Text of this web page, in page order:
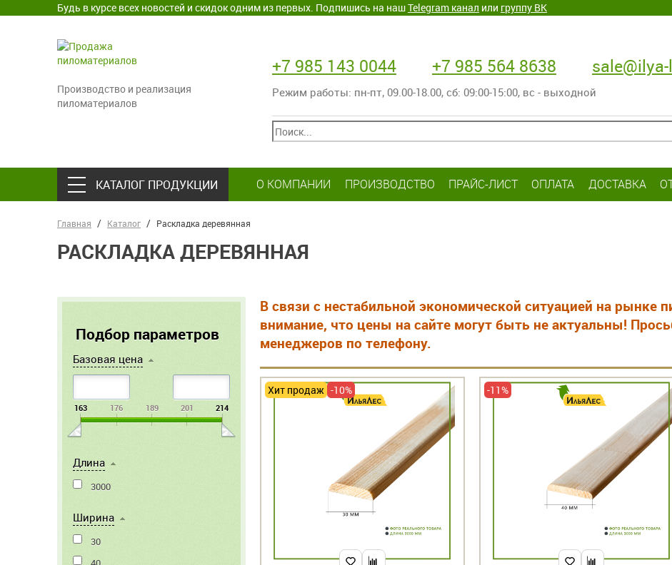
Будь в курсе всех новостей и скидок одним из первых. Подпишись на нашTelegram канал или группу ВК
Производство и реализация
пиломатериалов
+7 985 143 0044 +7 985 564 8638
Режим работы: пн-пт‚ 09.00-18.00, сб: 09:00-15:00, вс - выходной
КАТАЛОГ ПРОДУКЦИИ О КОМПАНИИ ПРОИЗВОДСТВО ПРАЙС-ЛИСТ ОПЛАТА ДОСТАВКА
Главная Каталог Раскладка деревянная
РАСКЛАДКА ДЕРЕВЯННАЯ
Подбор параметров
Базовая цена
163 176 189 201 214
Длина
3000
Ширина
30
В связи с нестабильной экономической ситуацией на рынке
внимание, что цены на сайте могут быть не актуальны!
менеджеров по телефону.
Хит продаж -10% -11%